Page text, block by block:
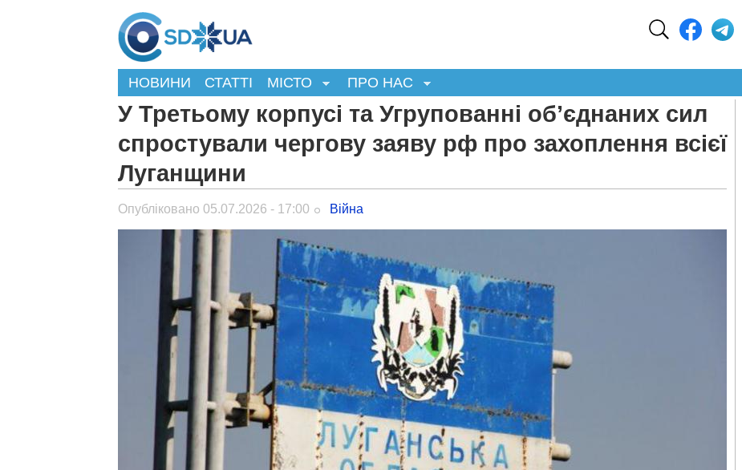
НОВИНИ СТАТТІ МІСТО ПРО НАС
У Третьому корпусі та Угрупованні об’єднаних сил
спростували чергову заяву рф про захоплення всієї
Луганщини
Опубліковано 05.07.2026 - 17:00 Війна